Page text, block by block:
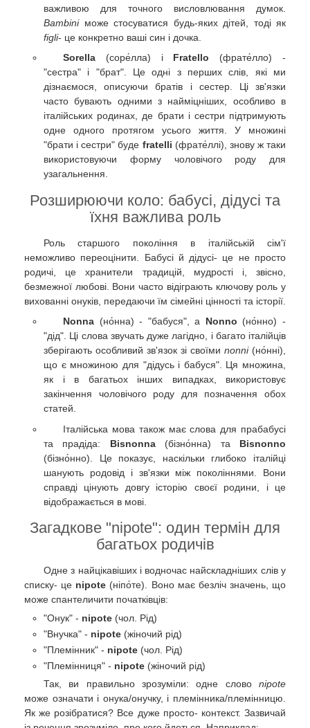
важливою для точного висловлювання думок.
Bambiniможе стосуватися будь-яких дітей, тоді як
figli- це конкретно ваші син і дочка.
Sorella (соре́лла) і Fratello (фрате́лло) -
"сестра" і "брат". Це одні з перших слів, які ми
дізнаємося, описуючи братів і сестер. Ці зв'язки
часто бувають одними з найміцніших, особливо в
італійських родинах, де брати і сестри підтримують
одне одного протягом усього життя. У множині
"брати і сестри" буде fratelli (фрате́ллі), знову ж таки
використовуючи форму чоловічого роду для
узагальнення.
Розширюючи коло: бабусі, дідусі та
їхня важлива роль
Роль старшого покоління в італійській сім'ї
неможливо переоцінити. Бабусі й дідусі- це не просто
родичі, це хранители традицій, мудрості і, звісно,
безмежної любові. Вони часто відіграють ключову роль у
вихованні онуків, передаючи їм сімейні цінності та історії.
Nonna (но́нна) - "бабуся", а Nonno (но́нно) -
"дід". Ці слова звучать дуже лагідно, і багато італійців
зберігають особливий зв'язок зі своїми nonni(но́нні),
що є множиною для "дідусь і бабуся". Ця множина,
як і в багатьох інших випадках, використовує
закінчення чоловічого роду для позначення обох
статей.
Італійська мова також має слова для прабабусі
та прадіда: Bisnonna(бізно́нна) та Bisnonno
(бізно́нно). Це показує, наскільки глибоко італійці
шанують родовід і зв'язки між поколіннями. Вони
справді цінують довгу історію своєї родини, і це
відображається в мові.
Загадкове "nipote": один термін для
багатьох родичів
Одне з найцікавіших і водночас найскладніших слів у
списку- це nipote (ніпо́те). Воно має безліч значень, що
може спантеличити початківців:
"Онук" - nipote (чол. Рід)
"Внучка" - nipote (жіночий рід)
"Племінник" - nipote (чол. Рід)
"Племінниця" - nipote (жіночий рід)
Так, ви правильно зрозуміли: одне слово nipote
може означати і онука/онучку, і племінника/племінницю.
Як же розібратися? Все дуже просто- контекст. Зазвичай